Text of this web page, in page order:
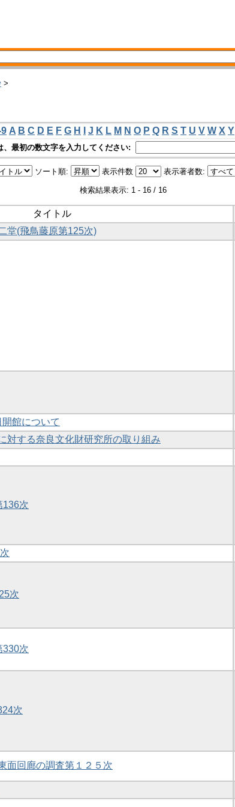
>
A B C D E F G H J K L M N O P Q R S T U V W X Y
、最初の数文字を入力してください:
ソート順: 表示件数 表示著者数:
検索結果表示: 1 - 16 / 16
タイトル
堂(飛鳥藤原第125次)
館について
対する奈良文化財研究所の取り組み
136次
次
330次
次
面回廊の調査第１２５次